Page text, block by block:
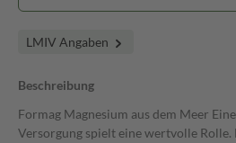
LMIV Angaben
Beschreibung
Formag Magnesium aus dem Meer
Versorgung spielt eine wertvolle Rolle.